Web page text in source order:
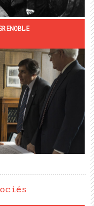
hero